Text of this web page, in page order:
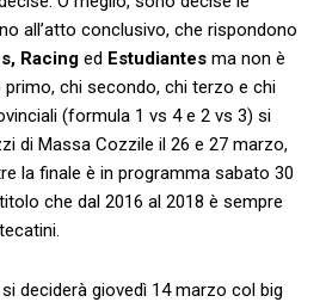
all’atto conclusivo, che rispondono
Racing ed Estudiantes ma non è
chi secondo, chi terzo e chi
(formula 1 vs 4 e 2 vs 3) si
di Massa Cozzile il 26 e 27 marzo,
la finale è in programma sabato 30
che dal 2016 al 2018 è sempre
deciderà giovedì 14 marzo col big